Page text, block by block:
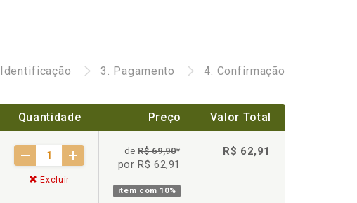
Identificação 3. Pagamento 4. Confirmação
Quantidade Preço Valor Total
Excluir
deR$ 69,90*
por R$ 62,91
item com 10%
R$ 62,91